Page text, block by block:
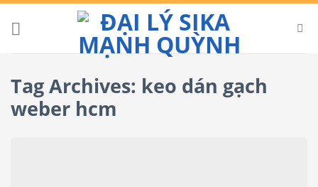
Skip
Tag Archives: keo dán gạch
weber hcm